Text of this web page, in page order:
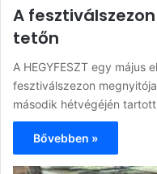
A
tetőn
A HEGYFESZT egy május
fesztiválszezon
második hétvégéjén
Bővebben »